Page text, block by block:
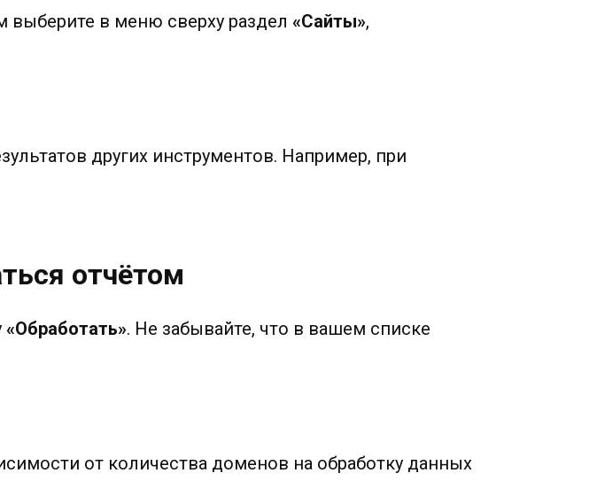
выберите в меню сверху раздел «Сайты»,
других инструментов. Например, при
отчётом
«Обработать». Не забывайте, что в вашем списке
от количества доменов на обработку данных